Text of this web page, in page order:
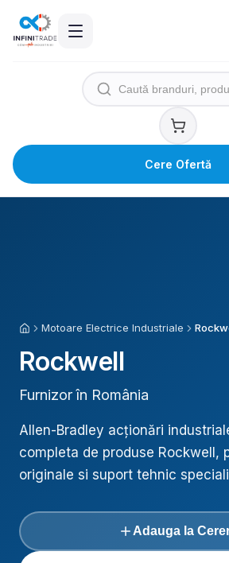
Cere Ofertă
AcasăMotoare Electrice Industriale
Rockwell
Furnizor în România
Allen-Bradley acționări
completa de produse Rockwell ,
originale si suport tehnic
Adauga la